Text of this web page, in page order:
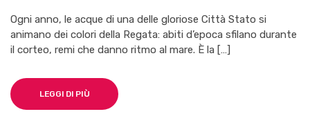
TRADIZIONE,
STORIA,
PASSIONE
Ogni anno, le acque di una delle gloriose Città Stato si
animano dei colori della Regata: abiti d’epoca sfilano durante
il corteo, remi che danno ritmo al mare. È la […]
LEGGI DI PIÙ